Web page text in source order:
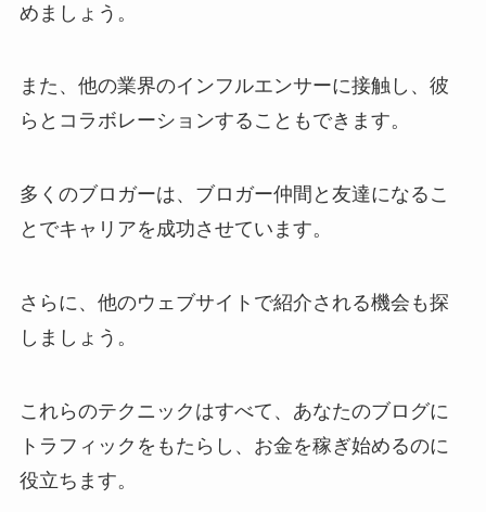
めましょう。
また、他の業界のインフルエンサーに接触し、彼
らとコラボレーションすることもできます。
多くのブロガーは、ブロガー仲間と友達になるこ
とでキャリアを成功させています。
さらに、他のウェブサイトで紹介される機会も探
しましょう。
これらのテクニックはすべて、あなたのブログに
トラフィックをもたらし、お金を稼ぎ始めるのに
役立ちます。